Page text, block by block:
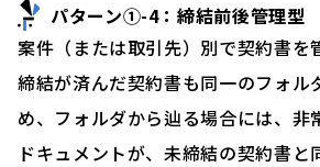
パターン①-4：締結前後管理型
案件（または取引先）別で契約書を
締結が済んだ契約書も同一のフォル
め、フォルダから辿る場合には、非
ドキュメントが、未締結の契約書と